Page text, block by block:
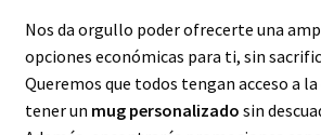
Nos da orgullo poder ofrecerte una
opciones económicas para ti, sin
Queremos que todos tengan acceso a
tener un mug personalizado sin